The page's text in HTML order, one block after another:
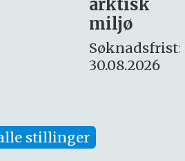
Søknadsfrist:
16. august.
stillinger